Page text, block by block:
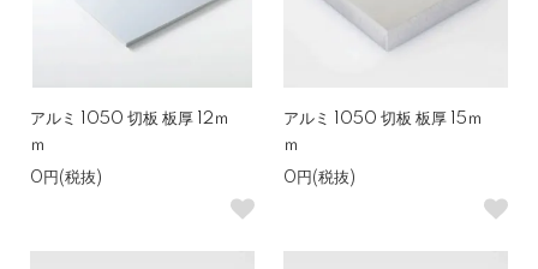
アルミ 1050 切板 板厚 12ｍ
ｍ
0円(税抜)
アルミ 1050 切板 板厚 15ｍ
ｍ
0円(税抜)